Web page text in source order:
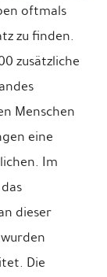
oftmals
zu finden.
zusätzliche
Menschen
eine
Im
dieser
Die